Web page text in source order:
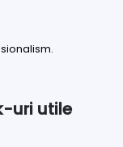
uri utile